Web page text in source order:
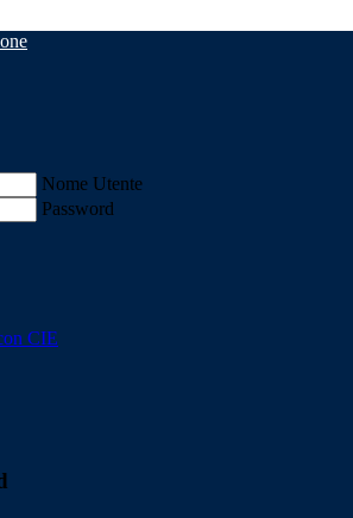
Nome Utente
Password
CIE